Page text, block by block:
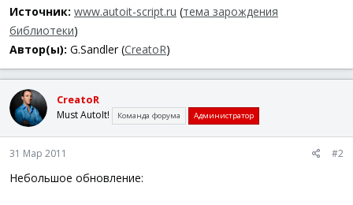
Источник: www.autoit-script.ru (тема зарождения
библиотеки)
Автор(ы): G.Sandler (CreatoR)
CreatoR
Must AutoIt! Команда форума Администратор
31 Мар 2011 #2
Небольшое обновление: